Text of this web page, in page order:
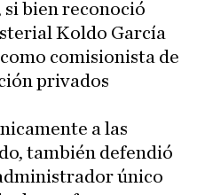
si bien reconoció
Koldo García
comisionista de
privados
a las
también defendió
único